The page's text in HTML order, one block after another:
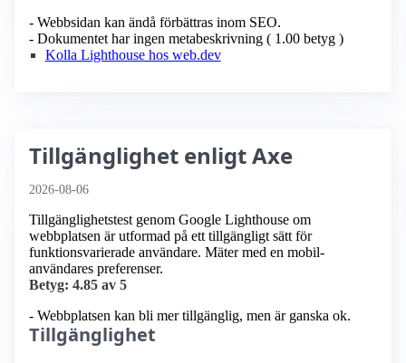
- Webbsidan kan ändå förbättras inom SEO.
- Dokumentet har ingen metabeskrivning ( 1.00 betyg )
Kolla Lighthouse hos web.dev
Tillgänglighet enligt Axe
2026-08-06
Tillgänglighetstest genom Google Lighthouse om
webbplatsen är utformad på ett tillgängligt sätt för
funktionsvarierade användare. Mäter med en mobil­
användares preferenser.
Betyg: 4.85 av 5
- Webbplatsen kan bli mer tillgänglig, men är ganska ok.
Tillgänglighet